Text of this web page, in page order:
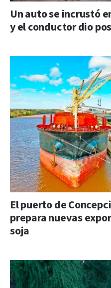
Un auto se incrustó
y el conductor dio
El puerto de
prepara nuevas
soja